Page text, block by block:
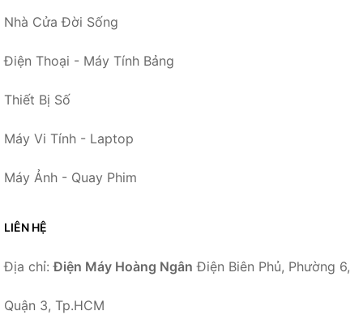
Nhà Cửa Đời Sống
Điện Thoại - Máy Tính Bảng
Thiết Bị Số
Máy Vi Tính - Laptop
Máy Ảnh - Quay Phim
LIÊN HỆ
Địa chỉ:Điện Máy Hoàng Ngân Điện Biên Phủ, Phường 6,
Quận 3, Tp.HCM